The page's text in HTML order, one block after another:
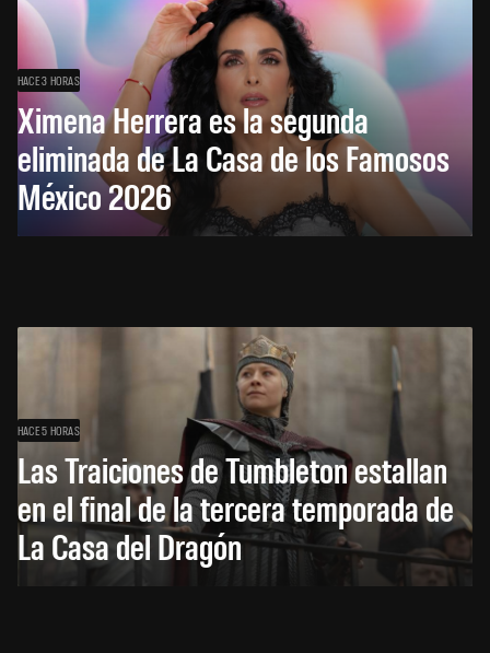
HACE 3 HORAS
Ximena Herrera es la segunda
eliminada de La Casa de los Famosos
México 2026
HACE 5 HORAS
Las Traiciones de Tumbleton estallan
en el final de la tercera temporada de
La Casa del Dragón